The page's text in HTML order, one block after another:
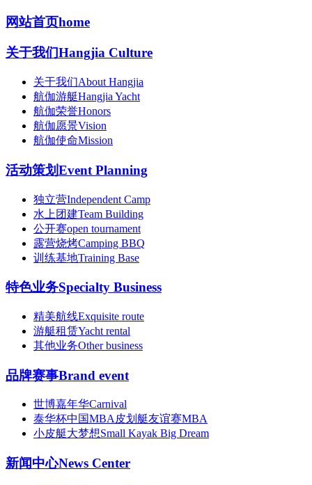
网站首页home
关于我们Hangjia Culture
关于我们About Hangjia
航伽游艇Hangjia Yacht
航伽荣誉Honors
航伽愿景Vision
航伽使命Mission
活动策划Event Planning
独立营Independent Camp
水上团建Team Building
公开赛open tournament
露营烧烤Camping BBQ
训练基地Training Base
特色业务Specialty Business
精美航线Exquisite route
游艇租赁Yacht rental
其他业务Other business
品牌赛事Brand event
世博嘉年华Carnival
泰华杯中国MBA皮划艇友谊赛MBA
小皮艇大梦想Small Kayak Big Dream
新闻中心News Center